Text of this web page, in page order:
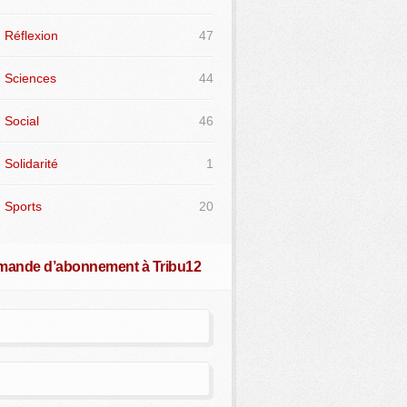
Réflexion 47
Sciences 44
Social 46
Solidarité 1
Sports 20
d’abonnement à Tribu12